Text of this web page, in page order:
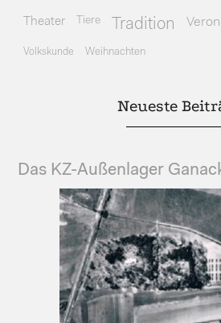
Theater Tiere Tradition
Volkskunde Weihnachten
Neueste
Das KZ-Außenlager